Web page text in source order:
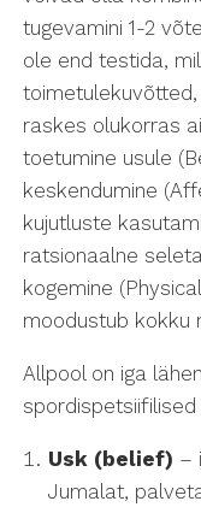
tugevamini 1-2
ole end testida,
raskes olukorras
toetumine usule
keskendumine
kujutluste
ratsionaalne
kogemine
moodustub kokku
Allpool on iga
spordispetsiifilised
Usk (belief) –
Jumalat,